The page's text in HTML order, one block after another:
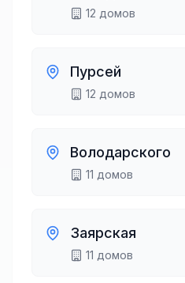
12 домов
Пурсей
12 домов
Володарского
11 домов
Заярская
11 домов